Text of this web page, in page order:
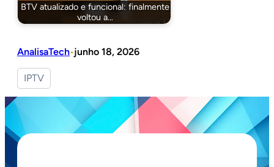
BTV atualizado e funcional: finalmente
voltou a…
AnalisaTech•junho 18, 2026
IPTV